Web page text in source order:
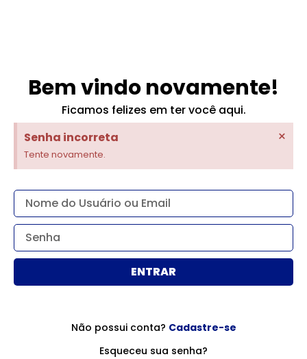
Bem vindo novamente!
Ficamos felizes em ter você aqui.
Senha incorreta
Tente novamente.
×
ENTRAR
Não possui conta? Cadastre-se
Esqueceu sua senha?